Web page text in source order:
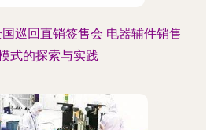
巡回直销签售会 电器辅件销售
式的探索与实践